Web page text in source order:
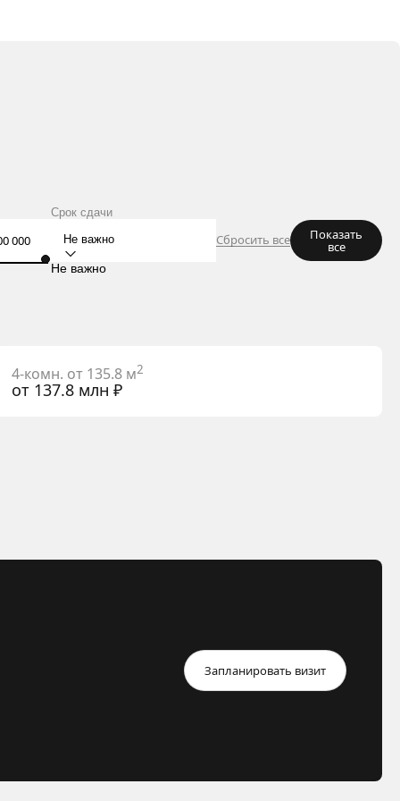
Срок сдачи
Не важно
Не важно
Сбросить все Показать
все
4-комн. от 135.8 м2
от 137.8 млн ₽
Запланировать визит